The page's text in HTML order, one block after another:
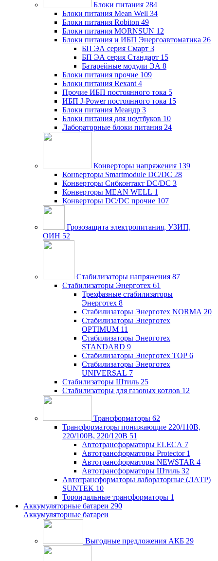
Блоки питания 284
Блоки питания Mean Well 34
Блоки питания Robiton 49
Блоки питания MORNSUN 12
Блоки питания и ИБП Энергоавтоматика 26
БП ЭА серия Смарт 3
БП ЭА серия Стандарт 15
Батарейные модули ЭА 8
Блоки питания прочие 109
Блоки питания Rexant 4
Прочие ИБП постоянного тока 5
ИБП J-Power постоянного тока 15
Блоки питания Меандр 3
Блоки питания для ноутбуков 10
Лабораторные блоки питания 24
Конверторы напряжения 139
Конверторы Smartmodule DC/DC 28
Конверторы Сибконтакт DC/DC 3
Конверторы MEAN WELL 1
Конверторы DC/DC прочие 107
Грозозащита электропитания, УЗИП,
ОИН 52
Стабилизаторы напряжения 87
Стабилизаторы Энерготех 61
Трехфазные стабилизаторы
Энерготех 8
Стабилизаторы Энерготех NORMA 20
Стабилизаторы Энерготех
OPTIMUM 11
Стабилизаторы Энерготех
STANDARD 9
Стабилизаторы Энерготех TOP 6
Стабилизаторы Энерготех
UNIVERSAL 7
Стабилизаторы Штиль 25
Стабилизаторы для газовых котлов 12
Трансформаторы 62
Трансформаторы понижающие 220/110В,
220/100В, 220/120В 51
Автотрансформаторы ELECA 7
Автотрансформаторы Protector 1
Автотрансформаторы NEWSTAR 4
Автотрансформаторы Штиль 32
Автотрансформаторы лабораторные (ЛАТР)
SUNTEK 10
Тороидальные трансформаторы 1
Аккумуляторные батареи 290
Аккумуляторные батареи
Выгодные предложения АКБ 29